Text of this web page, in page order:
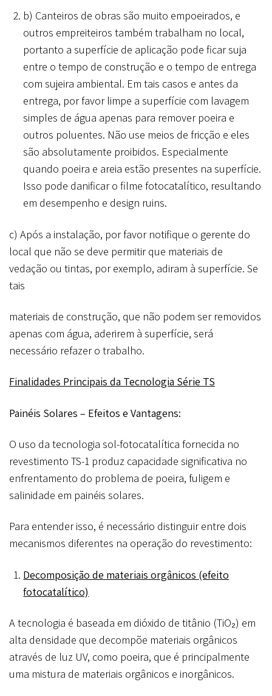
b) Canteiros de obras são muito empoeirados, e
outros empreiteiros também trabalham no local,
portanto a superfície de aplicação pode ficar suja
entre o tempo de construção e o tempo de entrega
com sujeira ambiental. Em tais casos e antes da
entrega, por favor limpe a superfície com lavagem
simples de água apenas para remover poeira e
outros poluentes. Não use meios de fricção e eles
são absolutamente proibidos. Especialmente
quando poeira e areia estão presentes na superfície.
Isso pode danificar o filme fotocatalítico, resultando
em desempenho e design ruins.
c) Após a instalação, por favor notifique o gerente do
local que não se deve permitir que materiais de
vedação ou tintas, por exemplo, adiram à superfície. Se
tais
materiais de construção, que não podem ser removidos
apenas com água, aderirem à superfície, será
necessário refazer o trabalho.
Finalidades Principais da Tecnologia Série TS
Painéis Solares – Efeitos e Vantagens:
O uso da tecnologia sol-fotocatalítica fornecida no
revestimento TS-1 produz capacidade significativa no
enfrentamento do problema de poeira, fuligem e
salinidade em painéis solares.
Para entender isso, é necessário distinguir entre dois
mecanismos diferentes na operação do revestimento:
Decomposição de materiais orgânicos (efeito
fotocatalítico)
A tecnologia é baseada em dióxido de titânio (TiO₂) em
alta densidade que decompõe materiais orgânicos
através de luz UV, como poeira, que é principalmente
uma mistura de materiais orgânicos e inorgânicos.